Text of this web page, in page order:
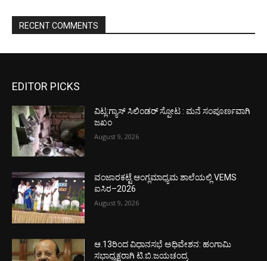
RECENT COMMENTS
EDITOR PICKS
ವಿಟ್ಲ:ಗ್ಯಾಸ್ ಸಿಲಿಂಡರ್ ಸ್ಪೋಟ : ಮನೆ ಸಂಪೂರ್ಣವಾಗಿ
ಜಖಂ
August 9, 2026
ವಂಜಾರಕಟ್ಟೆ ಆಂಗ್ಲಮಾಧ್ಯಮ ಶಾಲೆಯಲ್ಲಿ VEMS
ಐಸಿರ–2026
August 9, 2026
ಆ.13ರಿಂದ ವಿಧಾನಸಭೆ ಅಧಿವೇಶನ: ಹಂಗಾಮಿ
ಸಭಾಧ್ಯಕ್ಷರಾಗಿ ಟಿ.ಬಿ.ಜಯಚಂದ್ರ